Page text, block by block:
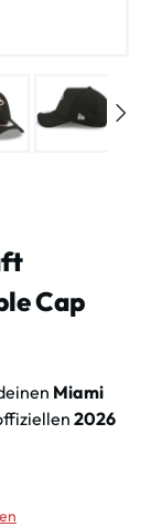
Cap
Miami
2026